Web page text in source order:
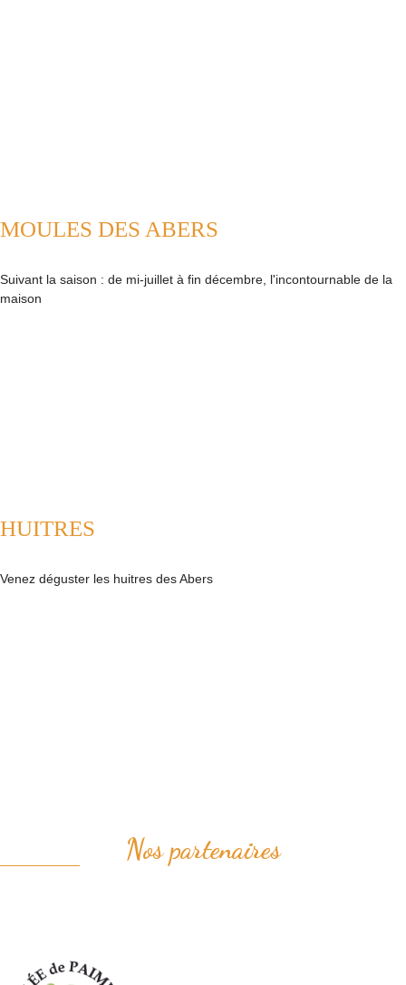
MOULES DES ABERS
Suivant la saison : de mi-juillet à fin décembre, l'incontournable de la
maison
HUITRES
Venez déguster les huitres des Abers
Nos partenaires